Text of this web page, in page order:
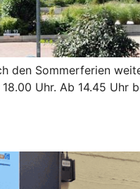
den Sommerferien
Uhr. Ab 14.45